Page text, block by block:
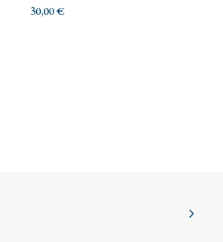
30,00€